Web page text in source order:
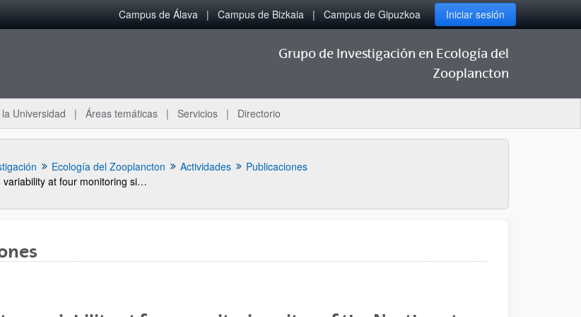
Campus de Álava Campus de Bizkaia Campus de Gipuzkoa Iniciar sesión
Grupo de Investigación en Ecología del
Zooplancton
Universidad Áreas temáticas Servicios Directorio
Ecología del Zooplancton Actividades
Publicaciones
Zooplankton variability at four monitoring sites of the Northeast Atlantic Shelves differing in latitude and trophic status